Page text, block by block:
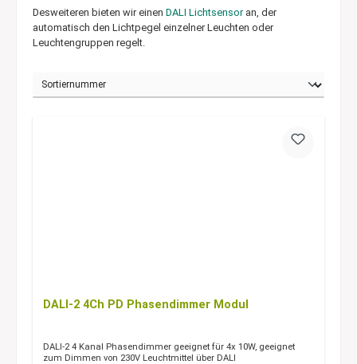
Desweiteren bieten wir einen DALI Lichtsensoran, der
automatisch den Lichtpegel einzelner Leuchten oder
Leuchtengruppen regelt.
DALI-2 4Ch PD Phasendimmer Modul
DALI-2 4 Kanal Phasendimmer geeignet für 4x 10W, geeignet
zum Dimmen von 230V Leuchtmittel über DALI